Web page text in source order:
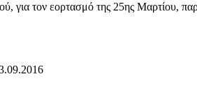
για τον εορτασμό της 25ης Μαρτίου,